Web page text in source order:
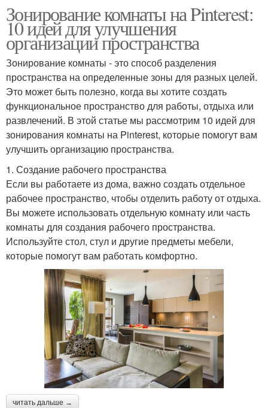
Зонирование комнаты на Pinterest:
10 идей для улучшения
организации пространства
Зонирование комнаты - это способ разделения
пространства на определенные зоны для разных целей.
Это может быть полезно, когда вы хотите создать
функциональное пространство для работы, отдыха или
развлечений. В этой статье мы рассмотрим 10 идей для
зонирования комнаты на Pinterest, которые помогут вам
улучшить организацию пространства.
1. Создание рабочего пространства
Если вы работаете из дома, важно создать отдельное
рабочее пространство, чтобы отделить работу от отдыха.
Вы можете использовать отдельную комнату или часть
комнаты для создания рабочего пространства.
Используйте стол, стул и другие предметы мебели,
которые помогут вам работать комфортно.
читать дальше →